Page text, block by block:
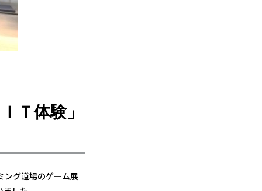
Ｔ体験」
ング道場のゲーム展